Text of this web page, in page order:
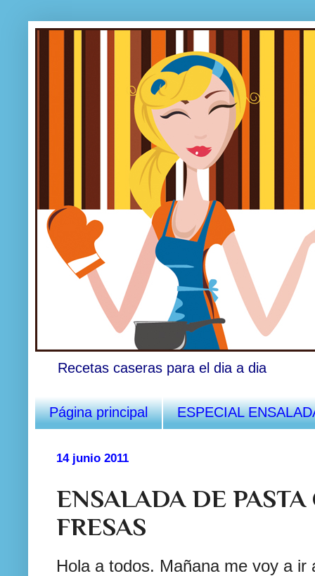
Recetas caseras para el dia a dia
Página principal ESPECIAL
14 junio 2011
ENSALADA DE
FRESAS
Hola a todos. Mañana me voy a